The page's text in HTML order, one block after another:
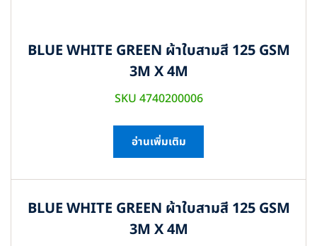
BLUE WHITE GREEN ผ้าใบสามสี 125 GSM
3M X 4M
SKU 4740200006
อ่านเพิ่มเติม
BLUE WHITE GREEN ผ้าใบสามสี 125 GSM
3M X 4M